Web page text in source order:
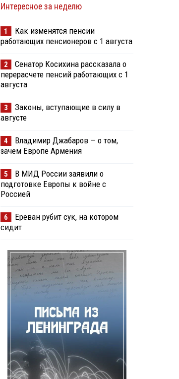
Интересное за неделю
1
Как изменятся пенсии
работающих пенсионеров с 1 августа
2
Сенатор Косихина рассказала о
перерасчете пенсий работающих с 1
августа
3
Законы, вступающие в силу в
августе
4
Владимир Джабаров — о том,
зачем Европе Армения
5
В МИД России заявили о
подготовке Европы к войне с
Россией
6
Ереван рубит сук, на котором
сидит